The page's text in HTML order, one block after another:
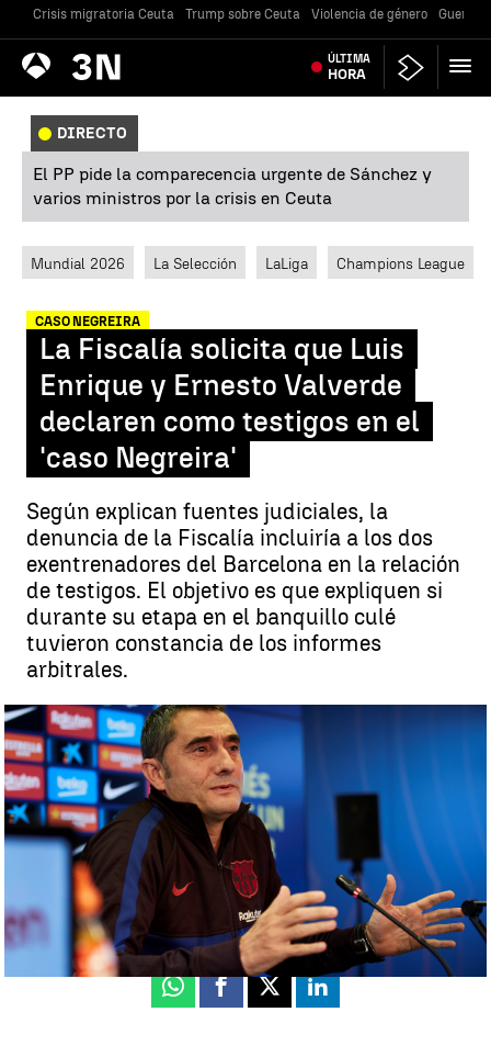
Crisis migratoria Ceuta Trump sobre Ceuta Violencia de género Guerra
Antena
3 Noticias ÚLTIMA
HORA
DIRECTO
El PP pide la comparecencia urgente de Sánchez y
varios ministros por la crisis en Ceuta
Mundial 2026 La Selección LaLiga Champions League
CASO NEGREIRA
La Fiscalía solicita que Luis
Enrique y Ernesto Valverde
declaren como testigos en el
'caso Negreira'
Según explican fuentes judiciales, la
denuncia de la Fiscalía incluiría a los dos
exentrenadores del Barcelona en la relación
de testigos. El objetivo es que expliquen si
durante su etapa en el banquillo culé
tuvieron constancia de los informes
arbitrales.
Luis Enrique y Ernesto Valverde declararán como testigos en el
Guillermo F. Lascoiti
Actualizado:
13 de marzo de 2023, 21:31
Publicado:
13 de marzo de 2023, 17:58
Whatsapp
Facebook
X Linkedin